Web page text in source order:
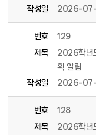
작성일
2026-
번호
129
제목
2026학년
획 알림
작성일
2026-
번호
128
제목
2026학년